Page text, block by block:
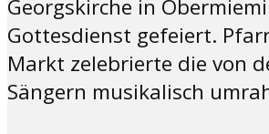
Georgskirche in
Gottesdienst gefeiert.
Markt zelebrierte die von
Sängern musikalisch